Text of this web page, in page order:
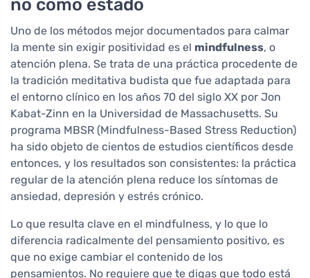
no como estado
Uno de los métodos mejor documentados para calmar
la mente sin exigir positividad es el mindfulness, o
atención plena. Se trata de una práctica procedente de
la tradición meditativa budista que fue adaptada para
el entorno clínico en los años 70 del siglo XX por Jon
Kabat-Zinn en la Universidad de Massachusetts. Su
programa MBSR (Mindfulness-Based Stress Reduction)
ha sido objeto de cientos de estudios científicos desde
entonces, y los resultados son consistentes: la práctica
regular de la atención plena reduce los síntomas de
ansiedad, depresión y estrés crónico.
Lo que resulta clave en el mindfulness, y lo que lo
diferencia radicalmente del pensamiento positivo, es
que no exige cambiar el contenido de los
pensamientos. No requiere que te digas que todo está